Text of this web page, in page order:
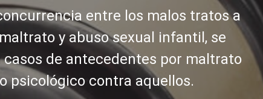
entre los malos tratos a
y abuso sexual infantil, se
de antecedentes por maltrato
psicológico contra aquellos.